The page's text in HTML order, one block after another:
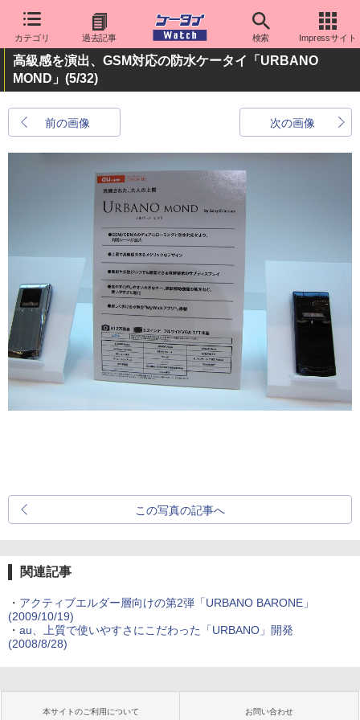
カテゴリ 過去記事 検索 Impressサイト
高級感を演出、GSM対応の防水ケータイ「URBANO
MOND」 (5/32)
前の画像 次の画像
この写真の記事へ
関連記事
・ アクティブエルダー層向けの第2弾「URBANO BARONE」
(2009/10/19)
・ au、上質で使いやすさにこだわった「URBANO」開発
(2008/8/28)
本サイトのご利用について お問い合わせ